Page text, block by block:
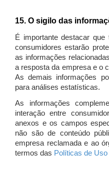
15. O sigilo das
É importante destacar
consumidores estarão
as informações
a resposta da empresa e o
As demais informações
para análises estatísticas.
As informações
interação entre
anexos e os campos
não são de conteúdo
empresa reclamada e ao
termos das Políticas de